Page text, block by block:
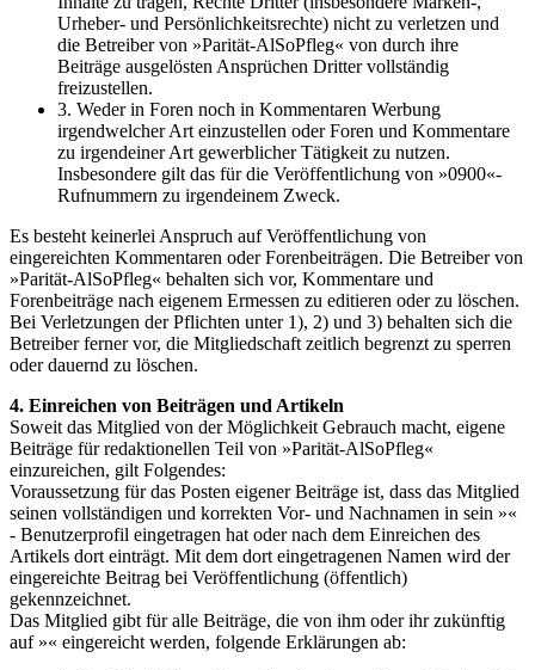
Urheber- und Persönlichkeitsrechte) nicht zu verletzen und
die Betreiber von »Parität-AlSoPfleg« von durch ihre
Beiträge ausgelösten Ansprüchen Dritter vollständig
freizustellen.
3. Weder in Foren noch in Kommentaren Werbung
irgendwelcher Art einzustellen oder Foren und Kommentare
zu irgendeiner Art gewerblicher Tätigkeit zu nutzen.
Insbesondere gilt das für die Veröffentlichung von »0900«-
Rufnummern zu irgendeinem Zweck.
Es besteht keinerlei Anspruch auf Veröffentlichung von
eingereichten Kommentaren oder Forenbeiträgen. Die Betreiber von
»Parität-AlSoPfleg« behalten sich vor, Kommentare und
Forenbeiträge nach eigenem Ermessen zu editieren oder zu löschen.
Bei Verletzungen der Pflichten unter 1), 2) und 3) behalten sich die
Betreiber ferner vor, die Mitgliedschaft zeitlich begrenzt zu sperren
oder dauernd zu löschen.
4. Einreichen von Beiträgen und Artikeln
Soweit das Mitglied von der Möglichkeit Gebrauch macht, eigene
Beiträge für redaktionellen Teil von »Parität-AlSoPfleg«
einzureichen, gilt Folgendes:
Voraussetzung für das Posten eigener Beiträge ist, dass das Mitglied
seinen vollständigen und korrekten Vor- und Nachnamen in sein »«
- Benutzerprofil eingetragen hat oder nach dem Einreichen des
Artikels dort einträgt. Mit dem dort eingetragenen Namen wird der
eingereichte Beitrag bei Veröffentlichung (öffentlich)
gekennzeichnet.
Das Mitglied gibt für alle Beiträge, die von ihm oder ihr zukünftig
auf »« eingereicht werden, folgende Erklärungen ab: